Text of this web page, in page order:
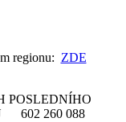
regionu: ZDE
POSLEDNÍHO
602 260 088